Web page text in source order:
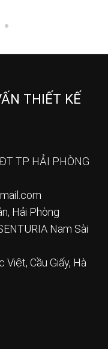
THIẾT KẾ
TP HẢI PHÒNG
Hải Phòng
Nam Sài
Việt, Cầu Giấy, Hà